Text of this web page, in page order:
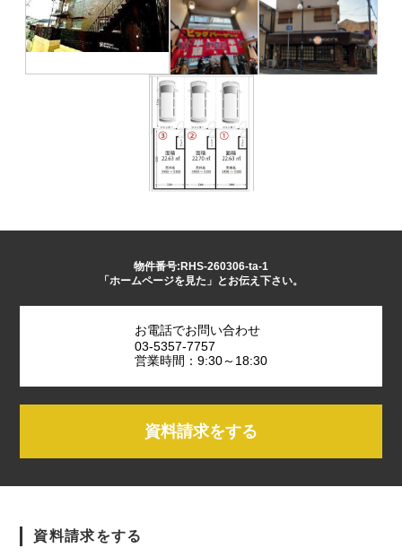
物件番号:RHS-260306-ta-1
「ホームページを見た」とお伝え下さい。
お電話でお問い合わせ
03-5357-7757
営業時間：9:30～18:30
資料請求をする
資料請求をする